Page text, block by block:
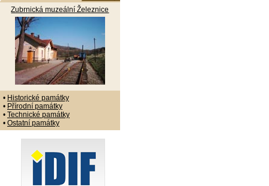
Zubrnická muzeální Železnice
• Historické památky
• Přírodní památky
• Technické památky
• Ostatní památky